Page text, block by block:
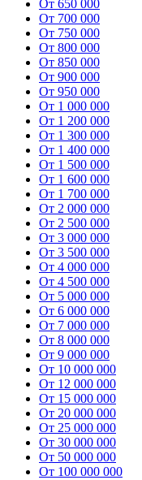
От 650 000
От 700 000
От 750 000
От 800 000
От 850 000
От 900 000
От 950 000
От 1 000 000
От 1 200 000
От 1 300 000
От 1 400 000
От 1 500 000
От 1 600 000
От 1 700 000
От 2 000 000
От 2 500 000
От 3 000 000
От 3 500 000
От 4 000 000
От 4 500 000
От 5 000 000
От 6 000 000
От 7 000 000
От 8 000 000
От 9 000 000
От 10 000 000
От 12 000 000
От 15 000 000
От 20 000 000
От 25 000 000
От 30 000 000
От 50 000 000
От 100 000 000